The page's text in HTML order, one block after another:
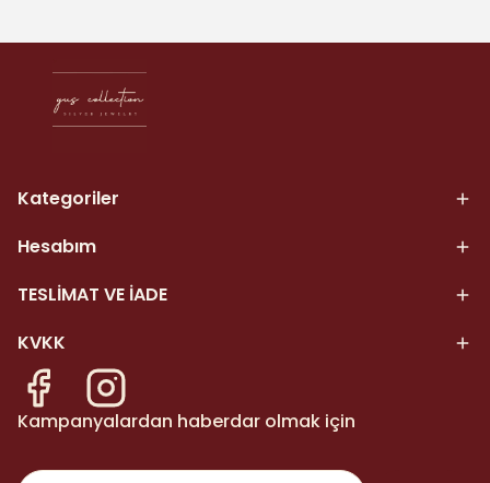
Kategoriler
Hesabım
TESLİMAT VE İADE
KVKK
Kampanyalardan haberdar olmak için